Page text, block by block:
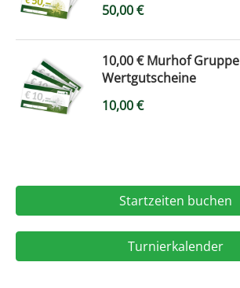
50,00€
10,00 € Murhof Gruppe
Wertgutscheine
10,00€
Startzeiten buchen
Turnierkalender